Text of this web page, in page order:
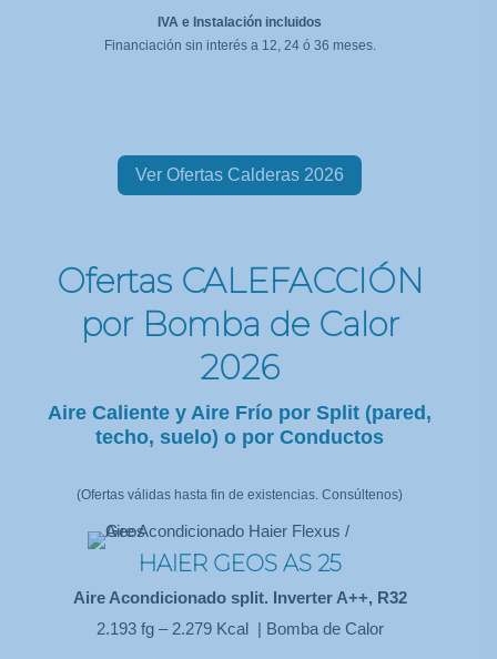
IVA e Instalación incluidos
Financiación sin interés a 12, 24 ó 36 meses.
Ver Ofertas Calderas 2026
Ofertas CALEFACCIÓN
por Bomba de Calor
2026
Aire Caliente y Aire Frío por Split (pared,
techo, suelo) o por Conductos
(Ofertas válidas hasta fin de existencias. Consúltenos)
HAIER GEOS AS 25
Aire Acondicionado split. Inverter A++, R32
2.193 fg – 2.279 Kcal | Bomba de Calor